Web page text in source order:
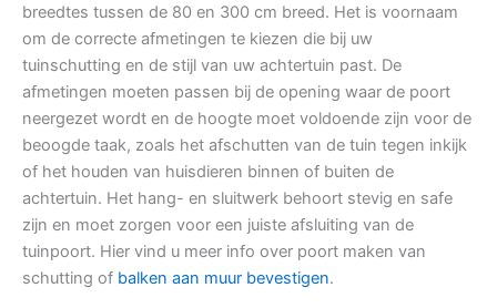
breedtes tussen de 80 en 300 cm breed. Het is voornaam
om de correcte afmetingen te kiezen die bij uw
tuinschutting en de stijl van uw achtertuin past. De
afmetingen moeten passen bij de opening waar de poort
neergezet wordt en de hoogte moet voldoende zijn voor de
beoogde taak, zoals het afschutten van de tuin tegen inkijk
of het houden van huisdieren binnen of buiten de
achtertuin. Het hang- en sluitwerk behoort stevig en safe
zijn en moet zorgen voor een juiste afsluiting van de
tuinpoort. Hier vind u meer info over poort maken van
schutting of balken aan muur bevestigen.